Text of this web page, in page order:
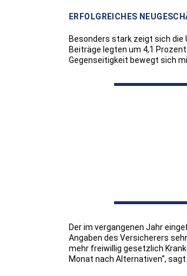
ERFOLGREICHES
Besonders stark zeigt sich die
Beiträge legten um 4,1
Gegenseitigkeit bewegt sich
Der im vergangenen Jahr
Angaben des Versicherers
mehr freiwillig gesetzlich
Monat nach Alternativen“,